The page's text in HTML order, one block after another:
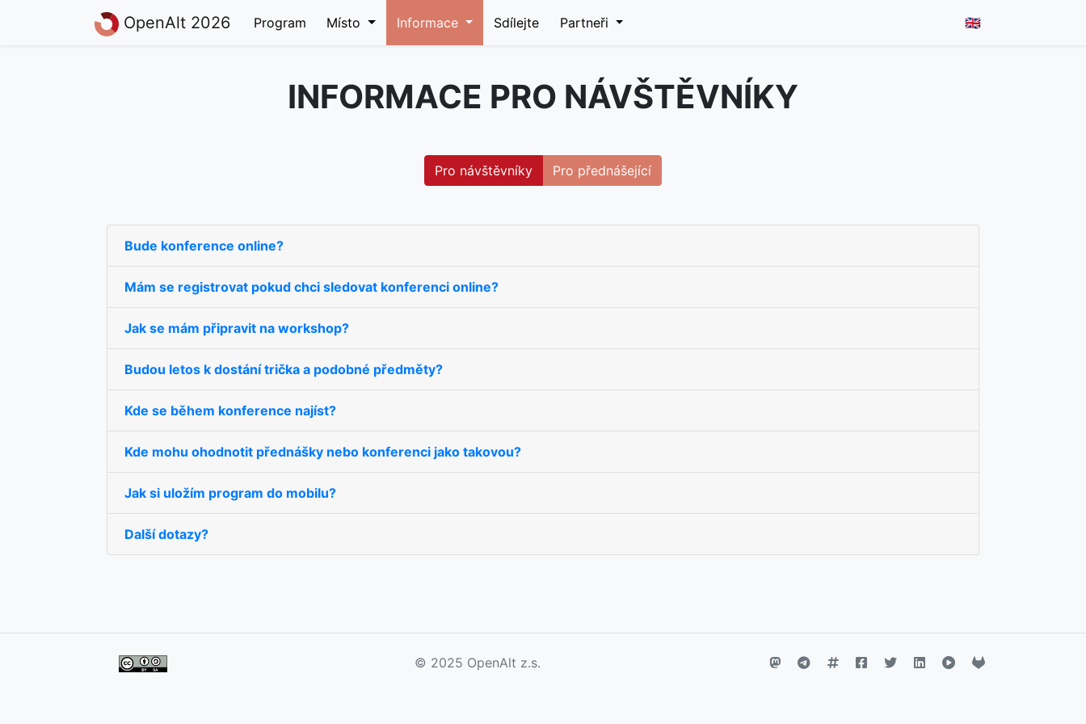
OpenAlt 2026 Program Místo Informace Sdílejte Partneři 🇬🇧
INFORMACE PRO NÁVŠTĚVNÍKY
Pro návštěvníky Pro přednášející
Bude konference online?
Mám se registrovat pokud chci sledovat konferenci online?
Jak se mám připravit na workshop?
Budou letos k dostání trička a podobné předměty?
Kde se během konference najíst?
Kde mohu ohodnotit přednášky nebo konferenci jako takovou?
Jak si uložím program do mobilu?
Další dotazy?
© 2025 OpenAlt z.s.